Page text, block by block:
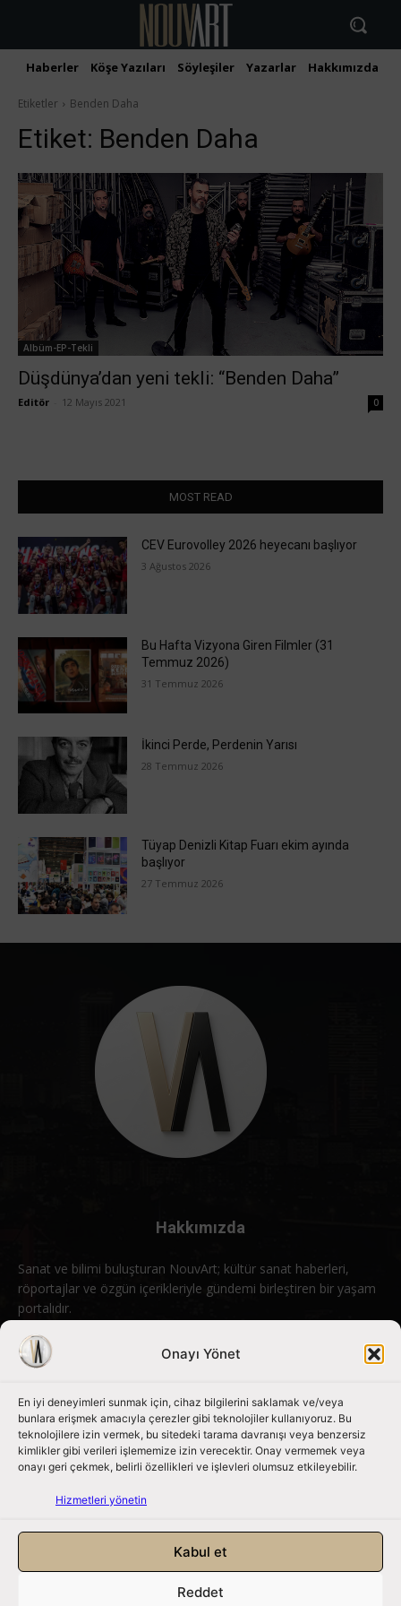
Onayı Yönet
En iyi deneyimleri sunmak için, cihaz bilgilerini saklamak ve/veya
bunlara erişmek amacıyla çerezler gibi teknolojiler kullanıyoruz. Bu
teknolojilere izin vermek, bu sitedeki tarama davranışı veya benzersiz
kimlikler gibi verileri işlememize izin verecektir. Onay vermemek veya
onayı geri çekmek, belirli özellikleri ve işlevleri olumsuz etkileyebilir.
Hizmetleri yönetin
Kabul et
Reddet
Haberler Köşe Yazıları Söyleşiler Yazarlar Hakkımızda
Etiketler Benden Daha
Etiket: Benden Daha
Albüm-EP-Tekli
Düşdünya’dan yeni tekli: “Benden Daha”
Editör 12 Mayıs 2021 0
MOST READ
CEV Eurovolley 2026 heyecanı başlıyor
3 Ağustos 2026
Bu Hafta Vizyona Giren Filmler (31
Temmuz 2026)
31 Temmuz 2026
İkinci Perde, Perdenin Yarısı
28 Temmuz 2026
Tüyap Denizli Kitap Fuarı ekim ayında
başlıyor
27 Temmuz 2026
Hakkımızda
Sanat ve bilimi buluşturan NouvArt; kültür sanat haberleri,
röportajlar ve özgün içerikleriyle gündemi birleştiren bir yaşam
portalıdır.
Bizimle iletişime geçin: info@nouvart.net
Bizi Takip Edin